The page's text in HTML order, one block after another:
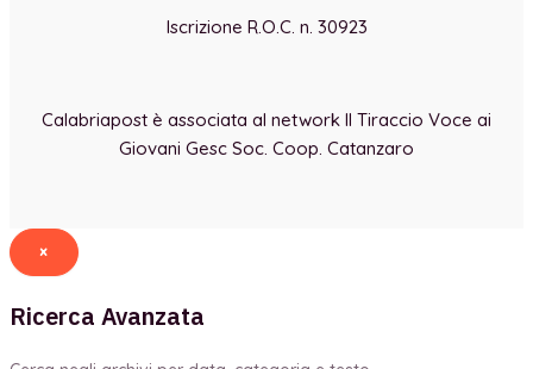
Iscrizione R.O.C. n. 30923
Calabriapost è associata al network Il Tiraccio Voce ai
Giovani Gesc Soc. Coop. Catanzaro
×
Ricerca Avanzata